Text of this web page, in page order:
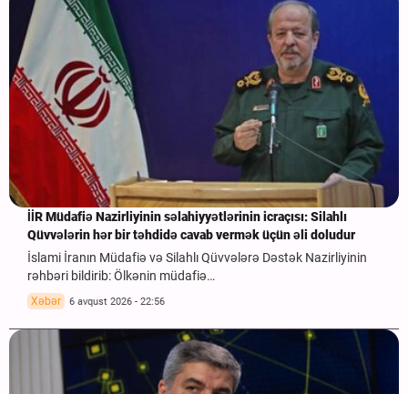
İİR Müdafiə Nazirliyinin səlahiyyətlərinin icraçısı: Silahlı
Qüvvələrin hər bir təhdidə cavab vermək üçün əli doludur
İslami İranın Müdafiə və Silahlı Qüvvələrə Dəstək Nazirliyinin
rəhbəri bildirib: Ölkənin müdafiə…
Xəbər 6 avqust 2026 - 22:56